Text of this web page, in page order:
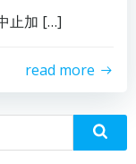
止加 […]
read more